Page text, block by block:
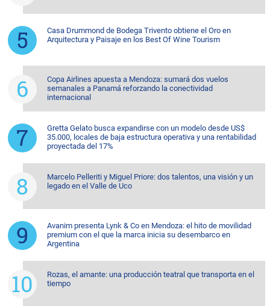
Casa Drummond de Bodega Trivento obtiene el Oro en
Arquitectura y Paisaje en los Best Of Wine Tourism
Copa Airlines apuesta a Mendoza: sumará dos vuelos
semanales a Panamá reforzando la conectividad
internacional
Gretta Gelato busca expandirse con un modelo desde US$
35.000, locales de baja estructura operativa y una rentabilidad
proyectada del 17%
Marcelo Pelleriti y Miguel Priore: dos talentos, una visión y un
legado en el Valle de Uco
Avanim presenta Lynk & Co en Mendoza: el hito de movilidad
premium con el que la marca inicia su desembarco en
Argentina
Rozas, el amante: una producción teatral que transporta en el
tiempo